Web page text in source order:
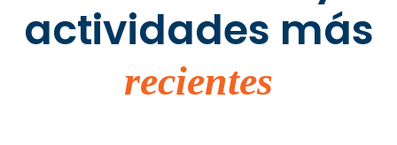
actividades más
recientes